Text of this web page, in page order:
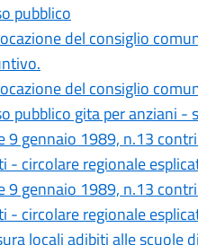
pubblico
del consiglio
del consiglio
pubblico gita per anziani -
9 gennaio 1989, n.13
- circolare regionale
9 gennaio 1989, n.13
- circolare regionale
locali adibiti alle scuole